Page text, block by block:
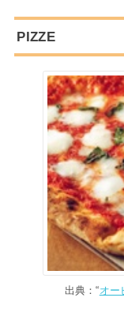
PIZZE
出典：“オー